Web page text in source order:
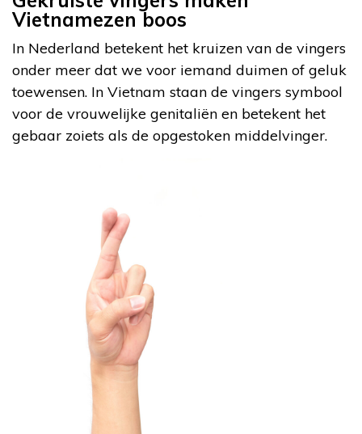
Vietnamezen boos
In Nederland betekent het kruizen van de vingers
onder meer dat we voor iemand duimen of geluk
toewensen. In Vietnam staan de vingers symbool
voor de vrouwelijke genitaliën en betekent het
gebaar zoiets als de opgestoken middelvinger.